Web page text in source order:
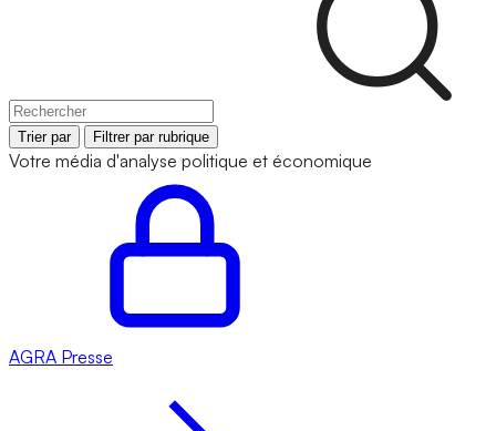
Trier par Filtrer par rubrique
Votre média d'analyse politique et économique
AGRA Presse